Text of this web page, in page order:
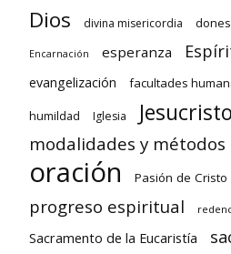
Dios divina misericordia
Encarnación esperanza
evangelización facultades
humildad Iglesia Jesucristo
modalidades y métodos
oración Pasión de Cristo
progreso espiritual
Sacramento de la Eucaristía